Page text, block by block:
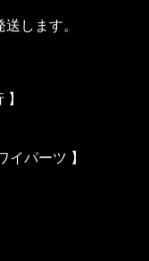
します。
イパーツ 】